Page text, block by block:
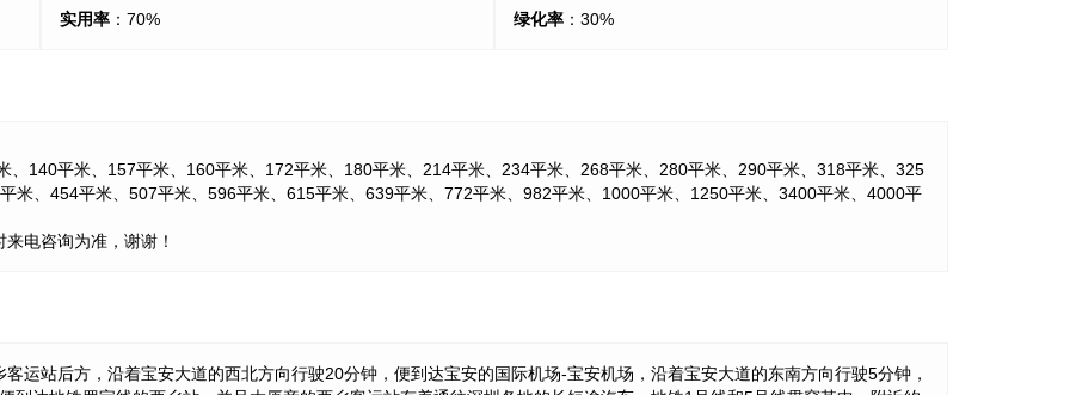
实用率 ：70%
绿化率 ：30%
、140平米、157平米、160平米、172平米、180平米、214平米、234平米、268平米、280平米、290平米、318平米、325
米、454平米、507平米、596平米、615平米、639平米、772平米、982平米、1000平米、1250平米、3400平米、4000平
电咨询为准，谢谢！
运站后方，沿着宝安大道的西北方向行驶20分钟，便到达宝安的国际机场-宝安机场，沿着宝安大道的东南方向行驶5分钟，